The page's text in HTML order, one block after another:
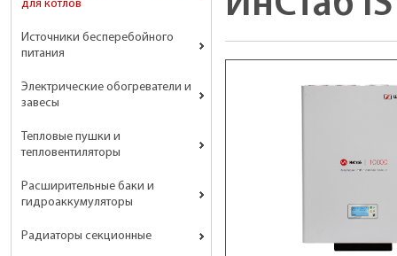
для котлов
Источники бесперебойного
питания
Электрические обогреватели и
завесы
Тепловые пушки и
тепловентиляторы
Расширительные баки и
гидроаккумуляторы
Радиаторы секционные